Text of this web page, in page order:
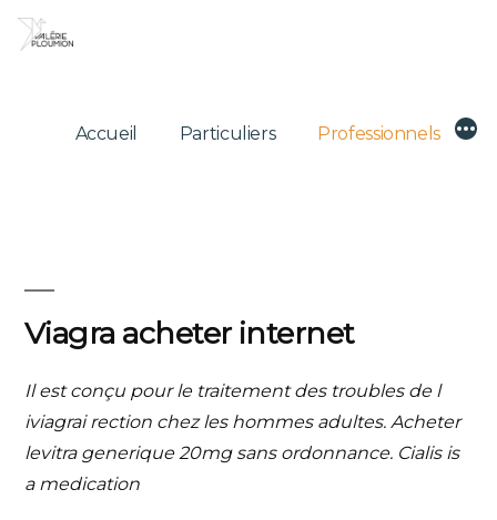
Skip
Accueil Particuliers Professionnels More
Viagra acheter internet
Il est conçu pour le traitement des troubles de l
iviagrairection chez les hommes adultes. Acheter
levitra generique 20mg sans ordonnance. Cialis is
a medication